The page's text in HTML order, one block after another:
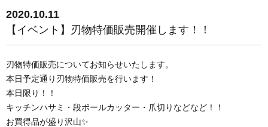
2020.10.11
【イベント】刃物特価販売開催します！！
刃物特価販売についてお知らせいたします。
本日予定通り刃物特価販売を行います！
本日限り！！
キッチンハサミ・段ボールカッター・爪切りなどなど！！
お買得品が盛り沢山✨